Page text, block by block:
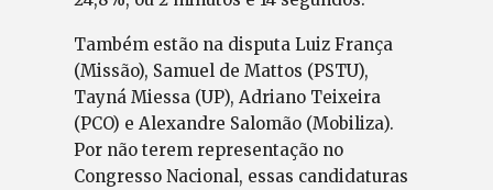
Também estão na disputa Luiz França
(Missão), Samuel de Mattos (PSTU),
Tayná Miessa (UP), Adriano Teixeira
(PCO) e Alexandre Salomão (Mobiliza).
Por não terem representação no
Congresso Nacional, essas candidaturas